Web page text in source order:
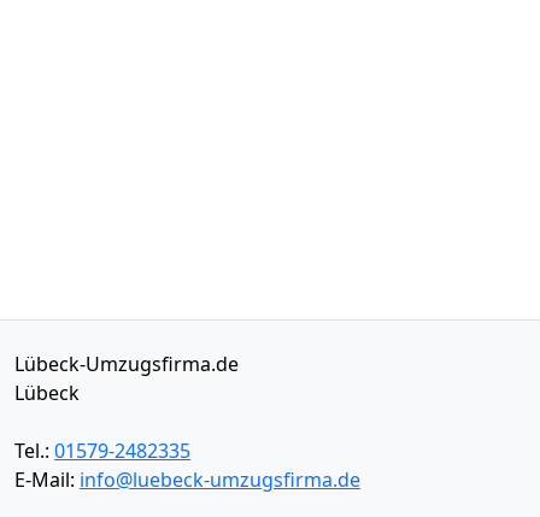
Lübeck-Umzugsfirma.de
Lübeck
Tel.: 01579-2482335
E-Mail: info@luebeck-umzugsfirma.de